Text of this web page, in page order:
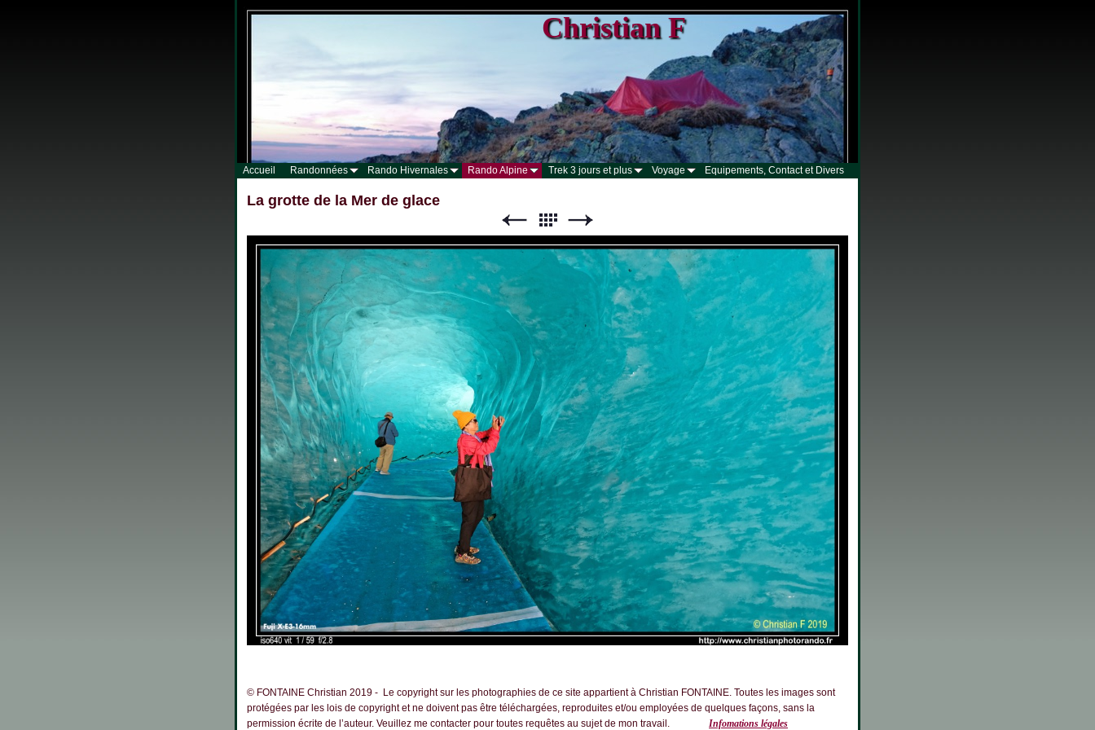
Christian F
Accueil Randonnées Rando Hivernales Rando Alpine Trek 3 jours et plus Voyage Equipements, Contact et Divers
La grotte de la Mer de glace
© FONTAINE Christian 2019 - Le copyright sur les photographies de ce site appartient à Christian FONTAINE. Toutes les images sont
protégées par les lois de copyright et ne doivent pas être téléchargées, reproduites et/ou employées de quelques façons, sans la
permission écrite de l’auteur. Veuillez me contacter pour toutes requêtes au sujet de mon travail.
Infomations légales